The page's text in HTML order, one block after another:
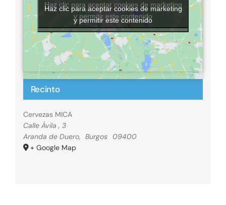
Recinto
Cervezas MICA
Calle Ávila , 3
Aranda de Duero, Burgos
09400
+ Google Map
Haz clic para aceptar cookies de marketing
y permitir este contenido
Haz clic para aceptar cookies de marketing
y permitir este contenido